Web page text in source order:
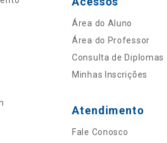
Área do Aluno
Área do Professor
Consulta de Diplomas
Minhas Inscrições
Atendimento
Fale Conosco